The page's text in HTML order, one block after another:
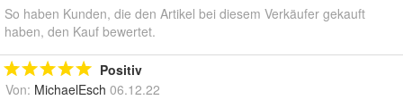
So haben Kunden, die den Artikel bei diesem Verkäufer gekauft
haben, den Kauf bewertet.
Positiv
Von: MichaelEsch 06.12.22